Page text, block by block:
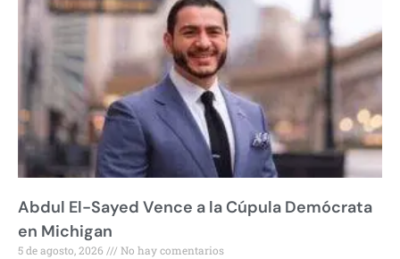
Abdul El-Sayed Vence a la Cúpula Demócrata
en Michigan
5 de agosto, 2026 No hay comentarios